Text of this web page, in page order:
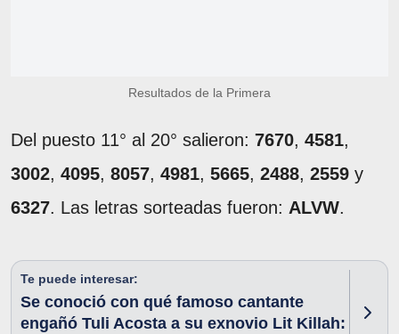
Resultados de la Primera
Del puesto 11° al 20° salieron: 7670, 4581,
3002, 4095, 8057, 4981, 5665, 2488, 2559 y
6327. Las letras sorteadas fueron: ALVW.
Te puede interesar:
Se conoció con qué famoso cantante
engañó Tuli Acosta a su exnovio Lit Killah: